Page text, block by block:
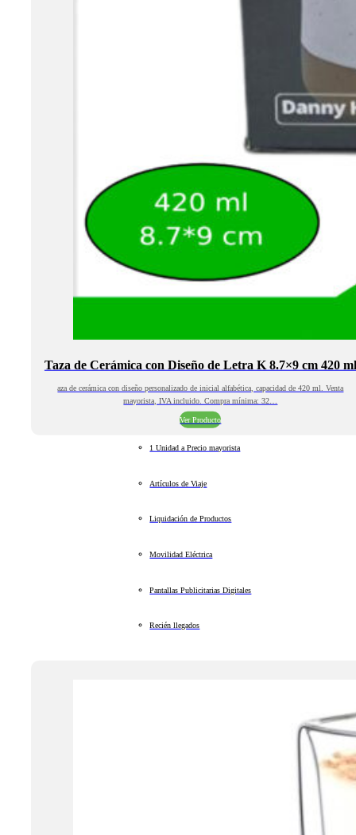
Taza de Cerámica con Diseño de Letra K 8.7×9 cm 420 ml
aza de cerámica con diseño personalizado de inicial alfabética, capacidad de 420 ml. Venta
mayorista, IVA incluido. Compra mínima: 32…
Ver Producto
1 Unidad a Precio mayorista
Artículos de Viaje
Liquidación de Productos
Movilidad Eléctrica
Pantallas Publicitarias Digitales
Recién llegados